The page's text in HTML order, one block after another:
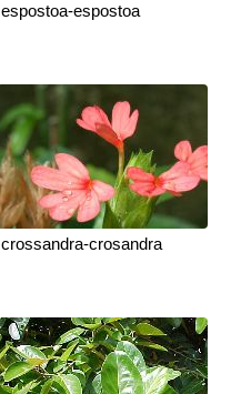
espostoa-espostoa
crossandra-crosandra